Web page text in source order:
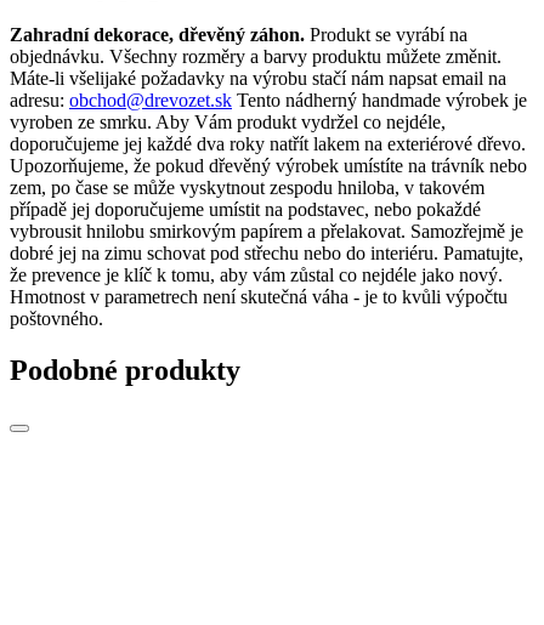
Zahradní dekorace, dřevěný záhon. Produkt se vyrábí na
objednávku. Všechny rozměry a barvy produktu můžete změnit.
Máte-li všelijaké požadavky na výrobu stačí nám napsat email na
adresu: obchod@drevozet.sk Tento nádherný handmade výrobek je
vyroben ze smrku. Aby Vám produkt vydržel co nejdéle,
doporučujeme jej každé dva roky natřít lakem na exteriérové ​​dřevo.
Upozorňujeme, že pokud dřevěný výrobek umístíte na trávník nebo
zem, po čase se může vyskytnout zespodu hniloba, v takovém
případě jej doporučujeme umístit na podstavec, nebo pokaždé
vybrousit hnilobu smirkovým papírem a přelakovat. Samozřejmě je
dobré jej na zimu schovat pod střechu nebo do interiéru. Pamatujte,
že prevence je klíč k tomu, aby vám zůstal co nejdéle jako nový.
Hmotnost v parametrech není skutečná váha - je to kvůli výpočtu
poštovného.
Podobné produkty